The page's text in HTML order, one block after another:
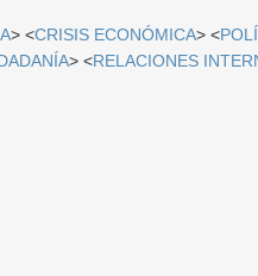
> <CRISIS ECONÓMICA> <
> <RELACIONES